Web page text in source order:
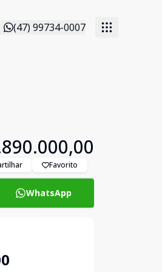
(47) 99734-0007
Favorito
WhatsApp